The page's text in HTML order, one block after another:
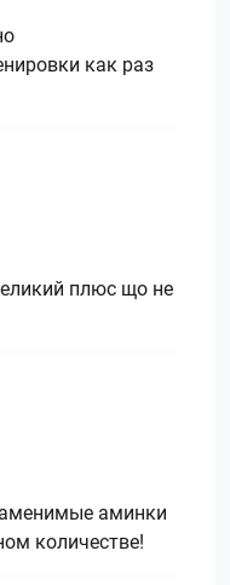
как раз
плюс що не
аминки
количестве!